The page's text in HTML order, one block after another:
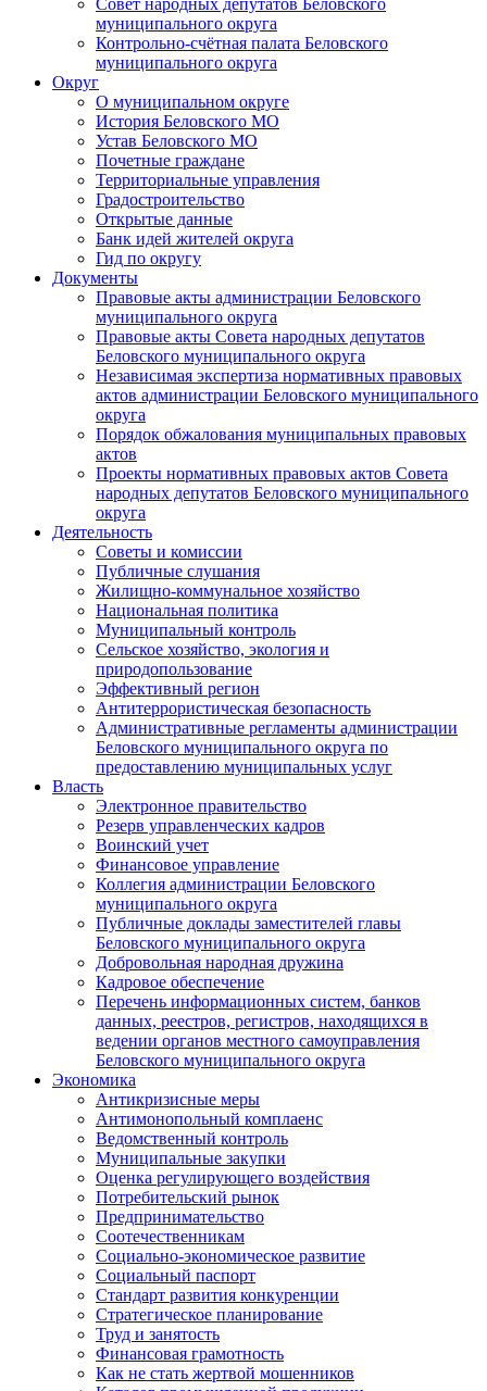
Совет народных депутатов Беловского
муниципального округа
Контрольно-счётная палата Беловского
муниципального округа
Округ
О муниципальном округе
История Беловского МО
Устав Беловского МО
Почетные граждане
Территориальные управления
Градостроительство
Открытые данные
Банк идей жителей округа
Гид по округу
Документы
Правовые акты администрации Беловского
муниципального округа
Правовые акты Совета народных депутатов
Беловского муниципального округа
Независимая экспертиза нормативных правовых
актов администрации Беловского муниципального
округа
Порядок обжалования муниципальных правовых
актов
Проекты нормативных правовых актов Совета
народных депутатов Беловского муниципального
округа
Деятельность
Советы и комиссии
Публичные слушания
Жилищно-коммунальное хозяйство
Национальная политика
Муниципальный контроль
Сельское хозяйство, экология и
природопользование
Эффективный регион
Антитеррористическая безопасность
Административные регламенты администрации
Беловского муниципального округа по
предоставлению муниципальных услуг
Власть
Электронное правительство
Резерв управленческих кадров
Воинский учет
Финансовое управление
Коллегия администрации Беловского
муниципального округа
Публичные доклады заместителей главы
Беловского муниципального округа
Добровольная народная дружина
Кадровое обеспечение
Перечень информационных систем, банков
данных, реестров, регистров, находящихся в
ведении органов местного самоуправления
Беловского муниципального округа
Экономика
Антикризисные меры
Антимонопольный комплаенс
Ведомственный контроль
Муниципальные закупки
Оценка регулирующего воздействия
Потребительский рынок
Предпринимательство
Соотечественникам
Социально-экономическое развитие
Социальный паспорт
Стандарт развития конкуренции
Стратегическое планирование
Труд и занятость
Финансовая грамотность
Как не стать жертвой мошенников